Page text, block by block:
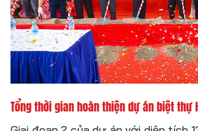
Tổng thời gian hoàn thiện dự án biệt thự